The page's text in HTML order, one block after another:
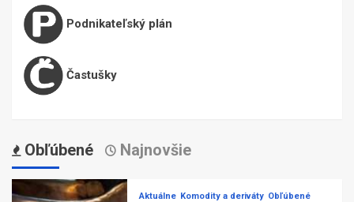
Podnikateľský plán
Častušky
Obľúbené Najnovšie
Aktuálne Komodity a deriváty Obľúbené